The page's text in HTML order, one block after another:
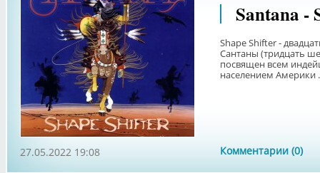
Santana -
Shape Shifter -
Сантаны (тридцать
посвящен всем
населением Америки
Комментарии (0)
27.05.2022 19:08